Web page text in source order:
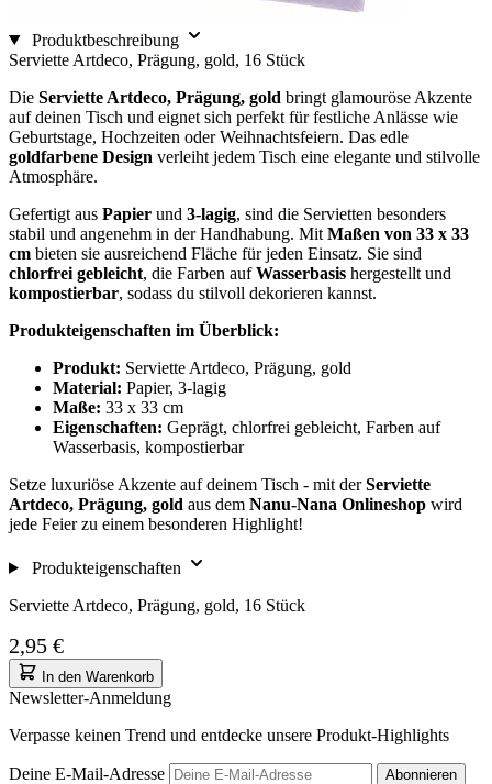
Produktbeschreibung
Serviette Artdeco, Prägung, gold, 16 Stück
Die Serviette Artdeco, Prägung, gold bringt glamouröse Akzente
auf deinen Tisch und eignet sich perfekt für festliche Anlässe wie
Geburtstage, Hochzeiten oder Weihnachtsfeiern. Das edle
goldfarbene Design verleiht jedem Tisch eine elegante und stilvolle
Atmosphäre.
Gefertigt aus Papier und 3-lagig, sind die Servietten besonders
stabil und angenehm in der Handhabung. Mit Maßen von 33 x 33
cm bieten sie ausreichend Fläche für jeden Einsatz. Sie sind
chlorfrei gebleicht, die Farben aufWasserbasis hergestellt und
kompostierbar, sodass du stilvoll dekorieren kannst.
Produkteigenschaften im Überblick:
Produkt: Serviette Artdeco, Prägung, gold
Material: Papier, 3-lagig
Maße: 33 x 33 cm
Eigenschaften: Geprägt, chlorfrei gebleicht, Farben auf
Wasserbasis, kompostierbar
Setze luxuriöse Akzente auf deinem Tisch - mit derServiette
Artdeco, Prägung, gold aus dem Nanu-Nana Onlineshop wird
jede Feier zu einem besonderen Highlight!
Produkteigenschaften
Serviette Artdeco, Prägung, gold, 16 Stück
2,95 €
In den Warenkorb
Newsletter-Anmeldung
Verpasse keinen Trend und entdecke unsere Produkt-Highlights
Deine E-Mail-Adresse Abonnieren